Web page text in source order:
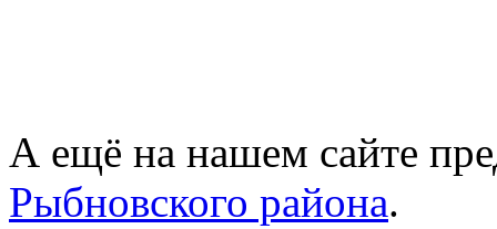
А ещё на нашем сайте
Рыбновского района.